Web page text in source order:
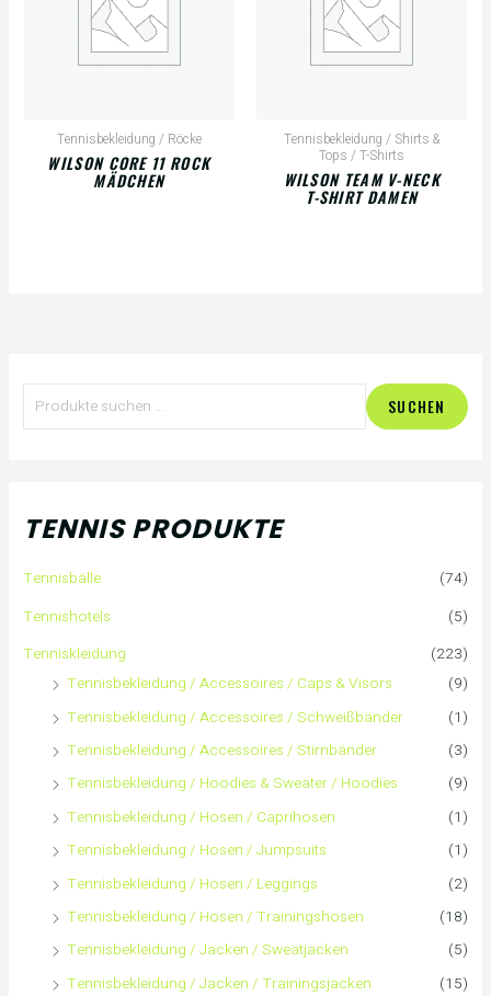
Tennisbekleidung / Röcke
WILSON CORE 11 ROCK
MÄDCHEN
Tennisbekleidung / Shirts &
Tops / T-Shirts
WILSON TEAM V-NECK
T-SHIRT DAMEN
n
SUCHEN
TENNIS PRODUKTE
Tennisbälle
(74)
Tennishotels
(5)
Tenniskleidung
(223)
Tennisbekleidung / Accessoires / Caps & Visors
(9)
Tennisbekleidung / Accessoires / Schweißbänder
(1)
Tennisbekleidung / Accessoires / Stirnbänder
(3)
Tennisbekleidung / Hoodies & Sweater / Hoodies
(9)
Tennisbekleidung / Hosen / Caprihosen
(1)
Tennisbekleidung / Hosen / Jumpsuits
(1)
Tennisbekleidung / Hosen / Leggings
(2)
Tennisbekleidung / Hosen / Trainingshosen
(18)
Tennisbekleidung / Jacken / Sweatjacken
(5)
Tennisbekleidung / Jacken / Trainingsjacken
(15)